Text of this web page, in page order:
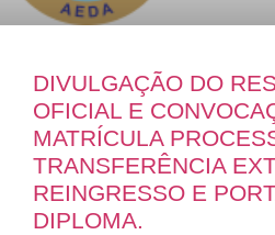
DIVULGAÇÃO DO
OFICIAL E
MATRÍCULA
TRANSFERÊNCIA
REINGRESSO E
DIPLOMA.